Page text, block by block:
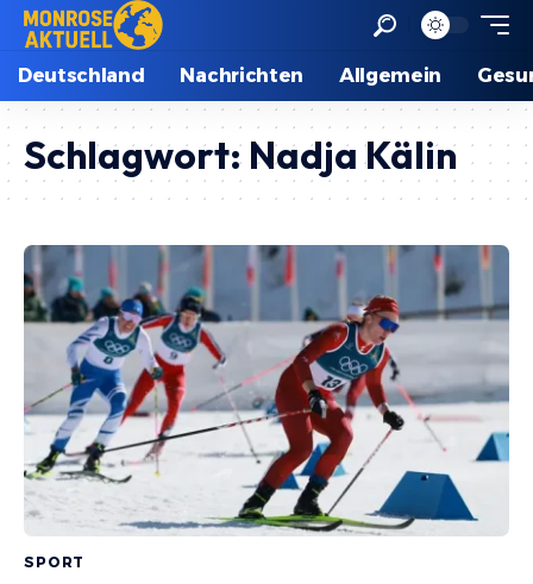
Deutschland Nachrichten Allgemein
Schlagwort: Nadja Kälin
SPORT